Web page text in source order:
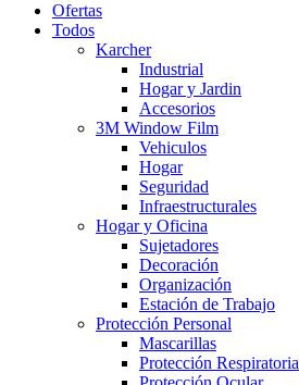
Ofertas
Todos
Karcher
Industrial
Hogar y Jardin
Accesorios
3M Window Film
Vehiculos
Hogar
Seguridad
Infraestructurales
Hogar y Oficina
Sujetadores
Decoración
Organización
Estación de Trabajo
Protección Personal
Mascarillas
Protección Respiratoria